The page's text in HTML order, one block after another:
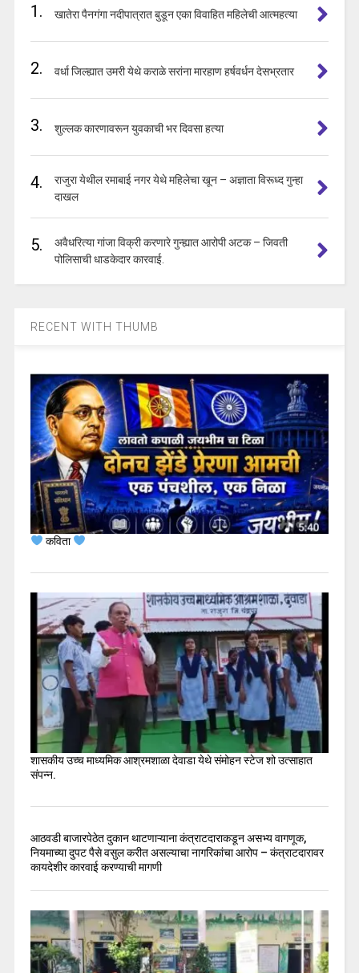
1. खातेरा पैनगंगा नदीपात्रात बुडून एका विवाहित महिलेची आत्महत्या
2. वर्धा जिल्ह्यात उमरी येथे कराळे सरांना मारहाण हर्षवर्धन देसभ्रतार
3. शुल्लक कारणावरून युवकाची भर दिवसा हत्या
4.
राजुरा येथील रमाबाई नगर येथे महिलेचा खून – अज्ञाता विरूध्द गुन्हा
दाखल
5.
अवैधरित्या गांजा विक्री करणारे गुन्ह्यात आरोपी अटक – जिवती
पोलिसाची धाडकेदार कारवाई.
RECENT WITH THUMB
कविता
शासकीय उच्च माध्यमिक आश्रमशाळा देवाडा येथे संमोहन स्टेज शो उत्साहात
संपन्न.
आठवडी बाजारपेठेत दुकान थाटणाऱ्याना कंत्राटदाराकडून असभ्य वागणूक,
नियमाच्या दुपट पैसे वसुल करीत असल्याचा नागरिकांचा आरोप – कंत्राटदारावर
कायदेशीर कारवाई करण्याची मागणी